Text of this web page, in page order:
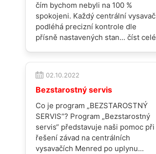
čím bychom nebyli na 100 %
spokojeni. Každý centrální vysavač
podléhá precizní kontrole dle
přísně nastavených stan... číst celé
02.10.2022
Bezstarostný servis
Co je program „BEZSTAROSTNÝ
SERVIS“? Program „Bezstarostný
servis“ představuje naši pomoc při
řešení závad na centrálních
vysavačích Menred po uplynu...